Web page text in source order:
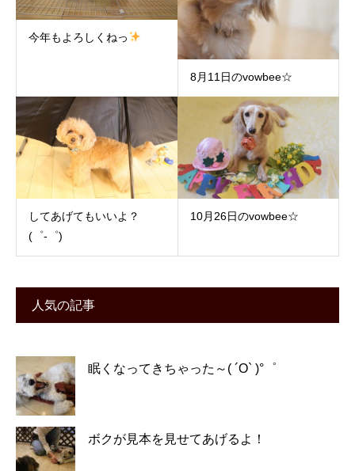
今年もよろしくねっ
8月11日のvowbee☆
してあげてもいいよ？
(゜-゜)
10月26日のvowbee☆
人気の記事
眠くなってきちゃった～( ´O` )°゜
ボクが見本を見せてあげるよ！